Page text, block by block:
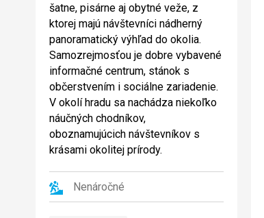
šatne, pisárne aj obytné veže, z
ktorej majú návštevníci nádherný
panoramatický výhľad do okolia.
Samozrejmosťou je dobre vybavené
informačné centrum, stánok s
občerstvením i sociálne zariadenie.
V okolí hradu sa nachádza niekoľko
náučných chodníkov,
oboznamujúcich návštevníkov s
krásami okolitej prírody.
Nenáročné